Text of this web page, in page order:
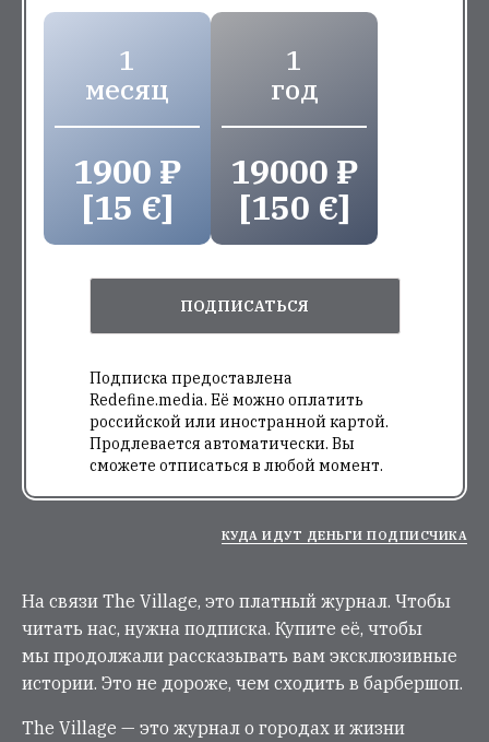
1
месяц
1900 ₽
[15 €]
1
год
19000 ₽
[150 €]
ПОДПИСАТЬСЯ
Подписка предоставлена
Redefine.media. Её можно оплатить
российской или иностранной картой.
Продлевается автоматически. Вы
сможете отписаться в любой момент.
КУДА ИДУТ ДЕНЬГИ ПОДПИСЧИКА
На связи The Village, это платный журнал. Чтобы
читать нас, нужна подписка. Купите её, чтобы
мы продолжали рассказывать вам эксклюзивные
истории. Это не дороже, чем сходить в барбершоп.
The Village — это журнал о городах и жизни